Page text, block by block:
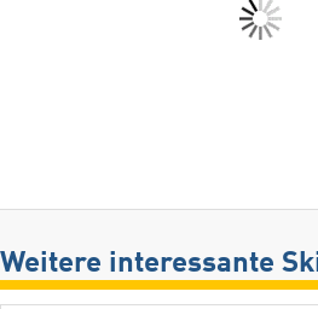
Weitere interessante